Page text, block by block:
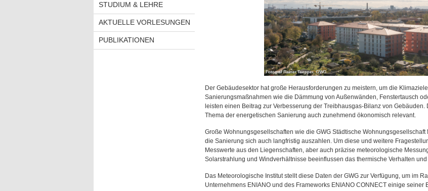
STUDIUM & LEHRE
AKTUELLE VORLESUNGEN
PUBLIKATIONEN
Der Gebäudesektor hat große Herausforderungen zu meistern, um die
Sanierungsmaßnahmen wie die Dämmung von Außenwänden, Fenstertausch
leisten einen Beitrag zur Verbesserung der Treibhausgas-Bilanz von
Thema der energetischen Sanierung auch zunehmend ökonomisch relevant.
Große Wohnungsgesellschaften wie die GWG Städtische
die Sanierung sich auch langfristig auszahlen. Um diese und weitere
Messwerte aus den Liegenschaften, aber auch präzise meteorologische
Solarstrahlung und Windverhältnisse beeinflussen das thermische Verhalten
Das Meteorologische Institut stellt diese Daten der GWG zur Verfügung, um im
Unternehmens ENIANO und des Frameworks ENIANO CONNECT einige